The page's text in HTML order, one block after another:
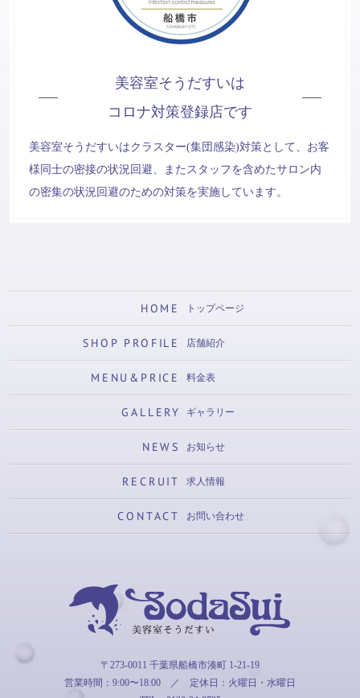
美容室そうだすいは
コロナ対策登録店です
美容室そうだすいはクラスター(集団感染)対策として、お客
様同士の密接の状況回避、またスタッフを含めたサロン内
の密集の状況回避のための対策を実施しています。
HOME トップページ
SHOP PROFILE 店舗紹介
MENU&PRICE 料金表
GALLERY ギャラリー
NEWS お知らせ
RECRUIT 求人情報
CONTACT お問い合わせ
そうだすい
〒273-0011 千葉県船橋市湊町 1-21-19
営業時間：9:00〜18:00 ／ 定休日：火曜日・水曜日